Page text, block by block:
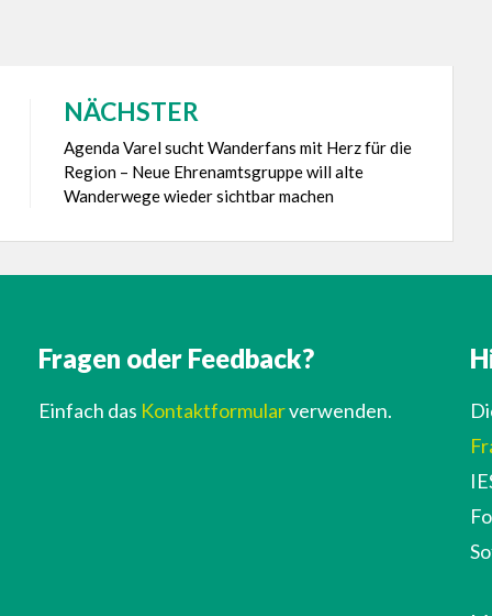
NÄCHSTER
Agenda Varel sucht Wanderfans mit Herz für die
Region – Neue Ehrenamtsgruppe will alte
Wanderwege wieder sichtbar machen
Fragen oder Feedback?
Einfach das Kontaktformularverwenden.